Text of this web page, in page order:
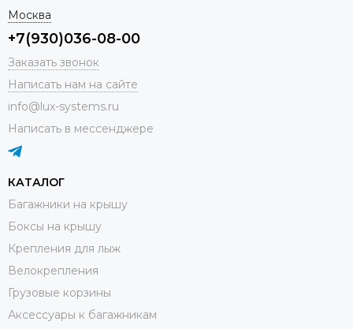
Москва
+7(930)036-08-00
Заказать звонок
Написать нам на сайте
info@lux-systems.ru
Написать в мессенджере
КАТАЛОГ
Багажники на крышу
Боксы на крышу
Крепления для лыж
Велокрепления
Грузовые корзины
Аксессуары к багажникам